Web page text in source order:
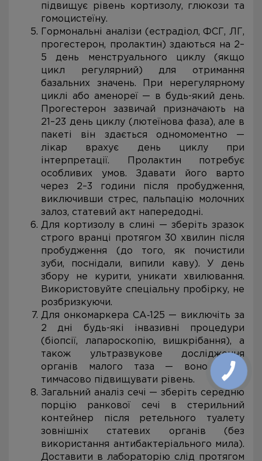
підвищує рівень кортизолу, глюкози та
гомоцистеїну.
Гормональні аналізи (естрадіол, ФСГ, ЛГ,
прогестерон, пролактин) здаються на 2–
5 день менструального циклу (якщо
цикл регулярний) для отримання
базальних значень. При нерегулярному
циклі або аменореї — в будь-який день.
Прогестерон зазвичай призначають на
21–23 день циклу (лютеїнова фаза), але в
пакеті він здається одномоментно —
лікар врахує день циклу при
інтерпретації. Пролактин потребує
особливих умов. Здавати його варто
через 2–3 години після пробудження,
виключивши стрес, пальпацію молочних
залоз, статевий акт напередодні.
Для кортизолу в слині — зберіть зразок
строго вранці протягом 30 хвилин після
пробудження (до того, як почистили
зуби, поснідали, випили каву). У день
збору не курити, уникати хвилювання.
Використовуйте спеціальну пробірку, не
розбризкуючи.
Для онкомаркера СА‑125 — виключіть за
2 дні будь-які інвазивні процедури
(біопсії, лапароскопію, вишкрібання), а
також ультразвукове дослідження
органів малого таза — воно може
тимчасово підвищувати рівень.
Загальний аналіз сечі — зберіть середню
порцію ранкової сечі в стерильний
контейнер після ретельного туалету
зовнішніх статевих органів (без
використання антибактеріального мила).
Доставити в лабораторію слід протягом